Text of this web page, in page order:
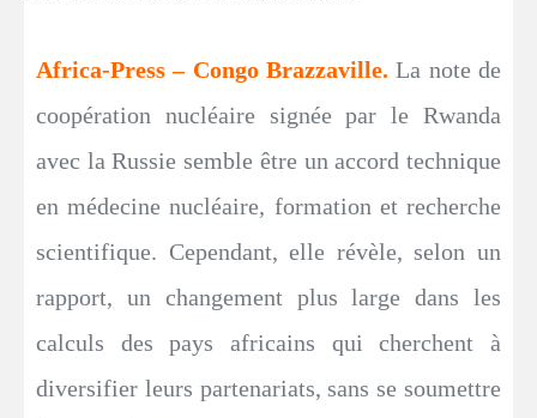
Africa-Press – Congo Brazzaville.La note de
coopération nucléaire signée par le Rwanda
avec la Russie semble être un accord technique
en médecine nucléaire, formation et recherche
scientifique. Cependant, elle révèle, selon un
rapport, un changement plus large dans les
calculs des pays africains qui cherchent à
diversifier leurs partenariats, sans se soumettre